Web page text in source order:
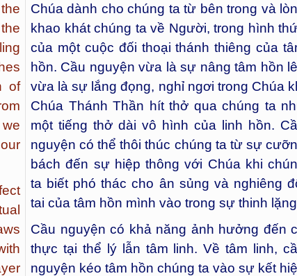
of
Chúa dành cho chúng ta từ bên trong và
khao khát chúng ta về Người, trong hình
của một cuộc đối thoại thánh thiêng của
hồn. Cầu nguyện vừa là sự nâng tâm hồn
vừa là sự lắng đọng, nghỉ ngơi trong Chúa
Chúa Thánh Thần hít thở qua chúng ta
một tiếng thở dài vô hình của linh hồn.
nguyện có thể thôi thúc chúng ta từ sự
bách đến sự hiệp thông với Chúa khi
ta biết phó thác cho ân sủng và nghiêng
tai của tâm hồn mình vào trong sự thinh
Cầu nguyện có khả năng ảnh hưởng đến
thực tại thể lý lẫn tâm linh. Về tâm linh,
nguyện kéo tâm hồn chúng ta vào sự kết